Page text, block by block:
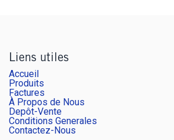
Liens utiles
Accueil
Produits
Factures
À Propos de Nous
Depôt-Vente
Conditions Generales
Contactez-Nous